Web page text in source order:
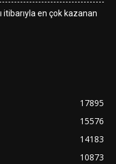
itibarıyla en çok kazanan
17895
15576
14183
10873